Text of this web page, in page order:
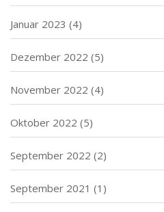
Januar 2023 (4)
Dezember 2022 (5)
November 2022 (4)
Oktober 2022 (5)
September 2022 (2)
September 2021 (1)